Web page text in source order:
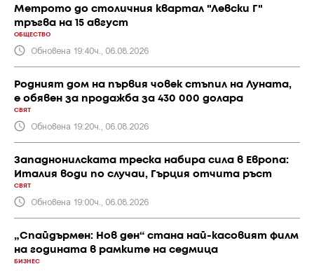
Метрото до столичния квартал "Левски Г"
тръгва на 15 август
ОБЩЕСТВО
Обновена 19:40ч., 06.08.2026
Родният дом на първия човек стъпил на Луната,
е обявен за продажба за 430 000 долара
СВЯТ
Обновена 19:20ч., 06.08.2026
Западнонилската треска набира сила в Европа:
Италия води по случаи, Гърция отчита ръст
СВЯТ
Обновена 19:00ч., 06.08.2026
„Спайдърмен: Нов ден“ стана най-касовият филм
на годината в рамките на седмица
БИЗНЕС